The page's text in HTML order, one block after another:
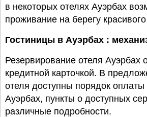
в некоторых отелях Ауэрбах
проживание на берегу
Гостиницы в Ауэрбах :
Резервирование отеля Ауэрбах
кредитной карточкой. В
отеля доступны порядок оплаты
Ауэрбах, пункты о доступных
различные подробности.